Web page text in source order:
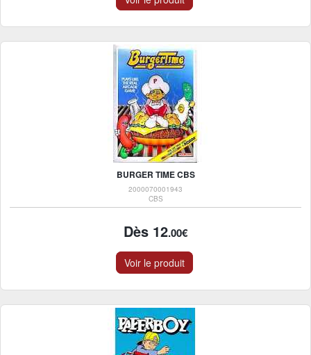
BURGER TIME CBS
2000070001943
CBS
Dès 12.00€
Voir le produit